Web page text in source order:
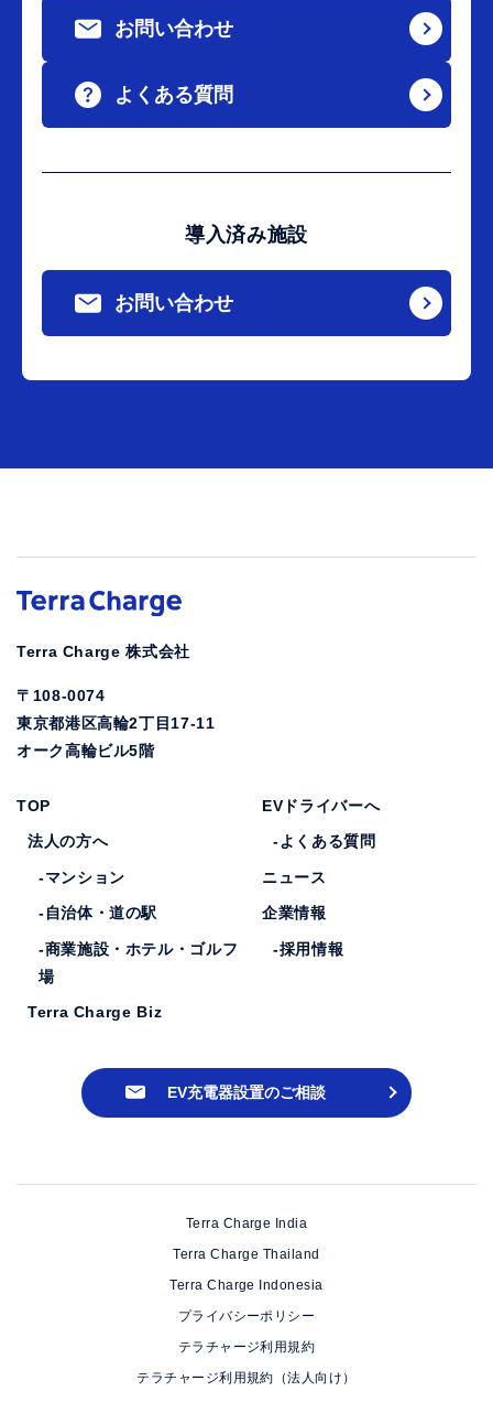
お問い合わせ
よくある質問
導入済み施設
お問い合わせ
Terra Charge 株式会社
〒108-0074
東京都港区高輪2丁目17-11
オーク高輪ビル5階
TOP
法人の方へ
-マンション
-自治体・道の駅
-商業施設・ホテル・ゴルフ
場
Terra Charge Biz
EVドライバーへ
-よくある質問
ニュース
企業情報
-採用情報
EV充電器設置のご相談
Terra Charge India
Terra Charge Thailand
Terra Charge Indonesia
プライバシーポリシー
テラチャージ利用規約
テラチャージ利用規約（法人向け）